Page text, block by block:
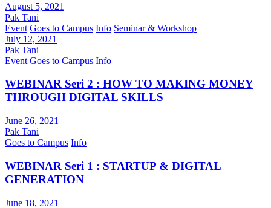
August 5, 2021
Pak Tani
Event Goes to Campus Info Seminar & Workshop
July 12, 2021
Pak Tani
Event Goes to Campus Info
WEBINAR Seri 2 : HOW TO MAKING MONEY
THROUGH DIGITAL SKILLS
June 26, 2021
Pak Tani
Goes to Campus Info
WEBINAR Seri 1 : STARTUP & DIGITAL
GENERATION
June 18, 2021